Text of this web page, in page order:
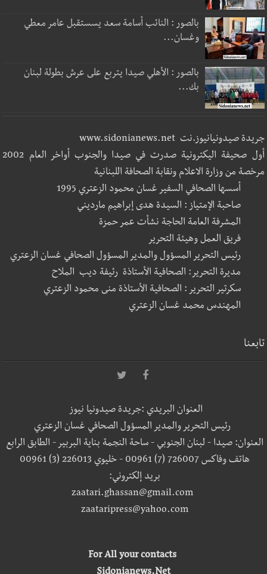
بالصور : النائب أسامة سعد يسستقبل عامر معطي
وغسان...
بالصور : الأهلي صيدا يتربع على عرش بطولة لبنان
بك...
جريدة صيدونيانيوز.نت www.sidonianews.net
أول صحيفة اليكترونية صدرت في صيدا والجنوب أواخر العام 2002
مرخصة من وزارة الاعلام ونقابة الصحافة اللبنانية
أسسها الصحافي السفير غسان محمود الزعتري 1995
صاحبة الإمتياز : السيدة هدى إبراهيم مارديني
المشرفة العامة الحاجة نشأت عمر حمزة
فريق العمل وهيئة التحرير
رئيس التحرير المسؤول والمدير المسؤول الصحافي غسان الزعتري
مديرة التحرير: الصحافية الأستاذة رئيفة ديب الملاح
سكرتير التحرير : الصحافية الأستاذة منى محمود الزعتري
المهندس محمد غسان الزعتري
تابعنا
العنوان البريدي :جريدة صيدونيا نيوز
رئيس التحرير والمدير المسؤول الصحافي غسان الزعتري
العنوان: صيدا - لبنان الجنوبي - ساحة النجمة بناية البربير - الطابق الرابع
هاتف وفاكس 726007 (7) 00961 - خليوي 226013 (3) 00961
بريد إلكتروني:
zaatari.ghassan@gmail.com
zaataripress@yahoo.com
For All your contacts